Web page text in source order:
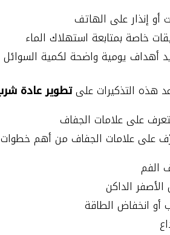
أو إنذار على الهاتف
خاصة بمتابعة استهلاك الماء
أهداف يومية واضحة لكمية السوائل
هذه التذكيرات علىتطوير عادة
على علامات الجفاف من أهم
الفم
الأصفر الداكن
أو انخفاض الطاقة